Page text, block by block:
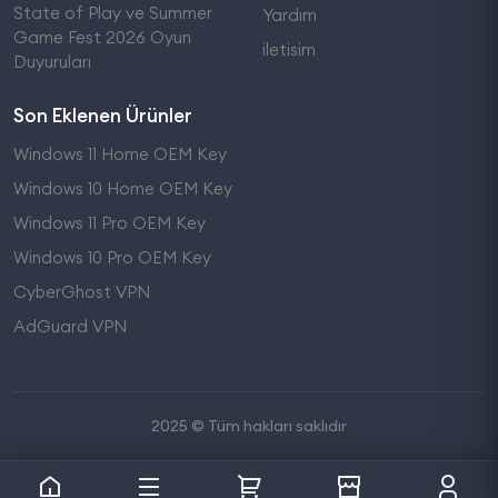
State of Play ve Summer
Game Fest 2026 Oyun
Duyuruları
Yardım
iletisim
Son Eklenen Ürünler
Windows 11 Home OEM Key
Windows 10 Home OEM Key
Windows 11 Pro OEM Key
Windows 10 Pro OEM Key
CyberGhost VPN
AdGuard VPN
2025 © Tüm hakları saklıdır